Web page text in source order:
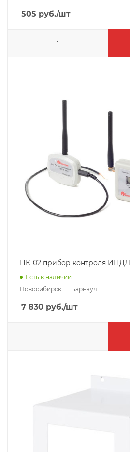
505 руб./шт
ПК-02 прибор контроля ИПДЛ
Есть в наличии
Новосибирск
Барнаул
7 830 руб./шт